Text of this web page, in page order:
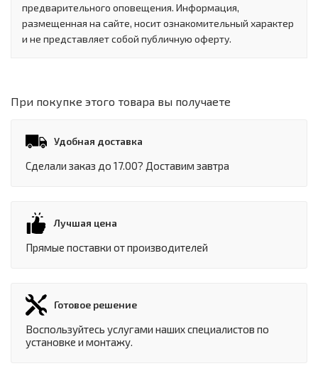
предварительного оповещения. Информация,
размещенная на сайте, носит ознакомительный характер
и не представляет собой публичную оферту.
При покупке этого товара вы получаете
Удобная доставка
Сделали заказ до 17.00? Доставим завтра
Лучшая цена
Прямые поставки от производителей
Готовое решение
Воспользуйтесь услугами наших специалистов по
установке и монтажу.